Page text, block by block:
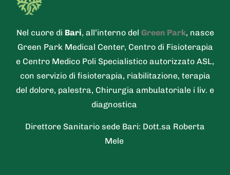
Nel cuore di Bari, all’interno del Green Park, nasce
Green Park Medical Center, Centro di Fisioterapia
e Centro Medico Poli Specialistico autorizzato ASL,
con servizio di fisioterapia, riabilitazione, terapia
del dolore, palestra, Chirurgia ambulatoriale i liv. e
diagnostica
Direttore Sanitario sede Bari: Dott.sa Roberta
Mele